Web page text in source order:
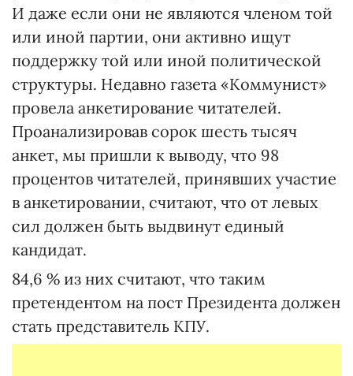
И даже если они не являются членом той
или иной партии, они активно ищут
поддержку той или иной политической
структуры. Недавно газета «Коммунист»
провела анкетирование читателей.
Проанализировав сорок шесть тысяч
анкет, мы пришли к выводу, что 98
процентов читателей, принявших участие
в анкетировании, считают, что от левых
сил должен быть выдвинут единый
кандидат.
84,6 % из них считают, что таким
претендентом на пост Президента должен
стать представитель КПУ.